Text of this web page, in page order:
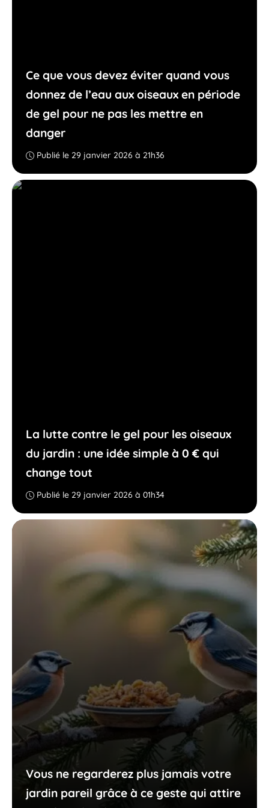
Ce que vous devez éviter quand vous
donnez de l’eau aux oiseaux en période
de gel pour ne pas les mettre en
danger
Publié le 29 janvier 2026 à 21h36
La lutte contre le gel pour les oiseaux
du jardin : une idée simple à 0 € qui
change tout
Publié le 29 janvier 2026 à 01h34
Vous ne regarderez plus jamais votre
jardin pareil grâce à ce geste qui attire